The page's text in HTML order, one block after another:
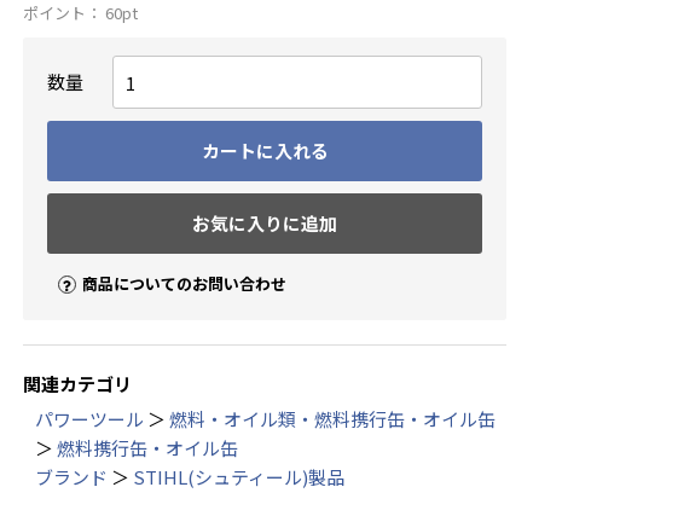
ポイント： 60pt
数量
カートに入れる
お気に入りに追加
商品についてのお問い合わせ
関連カテゴリ
パワーツール ＞燃料・オイル類・燃料携行缶・オイル缶
＞燃料携行缶・オイル缶
ブランド ＞ STIHL(シュティール)製品